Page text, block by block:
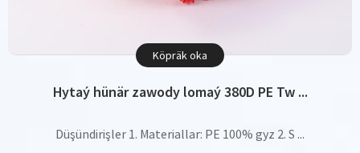
Hytaý hünär zawody lomaý 380D PE Tw ...
Düşündirişler 1. Materiallar: PE 100% gyz 2. S ...
Köpräk oka